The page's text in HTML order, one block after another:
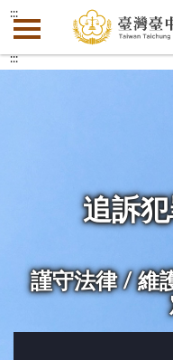
:::
:::
追訴
謹守法律 / 維